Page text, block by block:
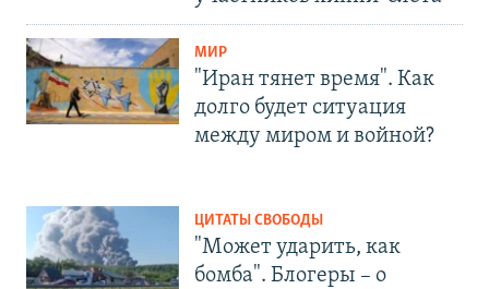
МИР
"Иран тянет время". Как
долго будет ситуация
между миром и войной?
ЦИТАТЫ СВОБОДЫ
"Может ударить, как
бомба". Блогеры – о